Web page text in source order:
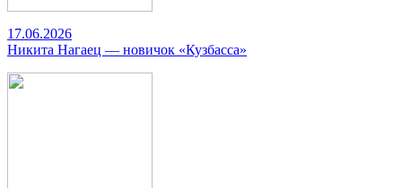
17.06.2026
Никита Нагаец — новичок «Кузбасса»